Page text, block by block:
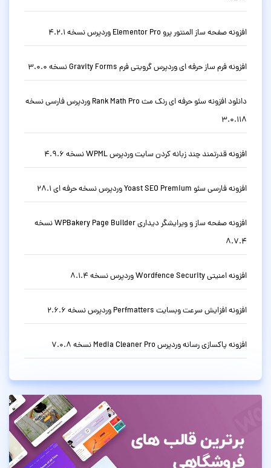
افزونه صفحه ساز المنتور پرو Elementor Pro وردپرس نسخه 4.2.1
افزونه فرم ساز حرفه ای وردپرس گرویتی فرم Gravity Forms نسخه 3.0.0
دانلود افزونه سئو حرفه ای رنک مث Rank Math Pro وردپرس فارسی نسخه
3.0.118
افزونه قدرتمند چند زبانه کردن سایت وردپرس WPML نسخه 4.9.6
افزونه فارسی سئو Yoast SEO Premium وردپرس نسخه حرفه ای 28.1
افزونه صفحه ساز و ویرایشگر دیداری WPBakery Page Builder نسخه
8.7.4
افزونه امنیتی Wordfence Security وردپرس نسخه 8.1.4
افزونه افزایش سرعت وبسایت Perfmatters وردپرس نسخه 2.6.6
افزونه پاکسازی رسانه وردپرس Media Cleaner Pro نسخه 7.0.8